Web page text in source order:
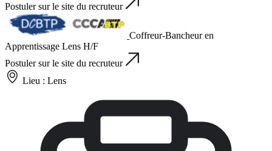
Postuler sur le site du recruteur
Coffreur-Bancheur en
Apprentissage Lens H/F
Postuler sur le site du recruteur
Lieu : Lens